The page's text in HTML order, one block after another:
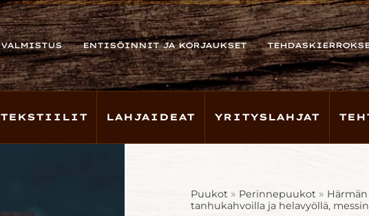
VALMISTUS ENTISÖINNIT JA KORJAUKSET
TEKSTIILIT LAHJAIDEAT YRITYSLAHJAT
Puukot » Perinnepuukot »
tanhukahvoilla ja helavyöllä,